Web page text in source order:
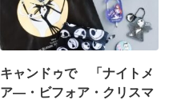
キャンドゥで 「ナイトメ
ア―・ビフォア・クリスマ